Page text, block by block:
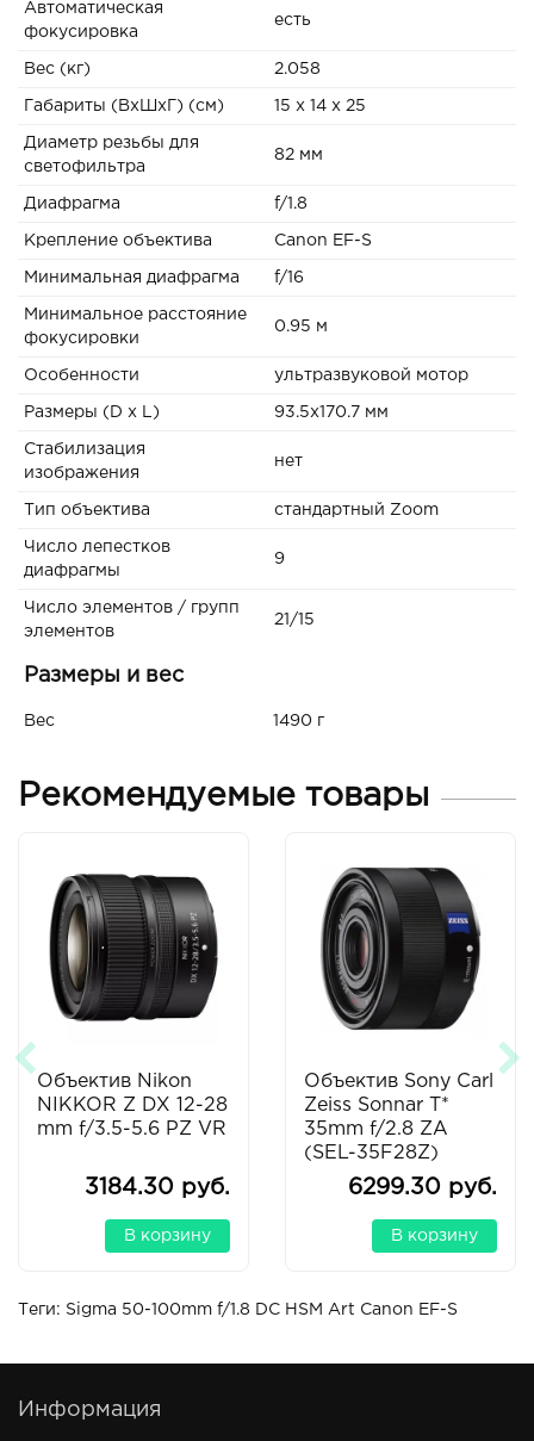
Автоматическая
фокусировка
есть
Вес (кг) 2.058
Габариты (ВxШxГ) (см) 15 x 14 x 25
Диаметр резьбы для
светофильтра
82 мм
Диафрагма f/1.8
Крепление объектива Canon EF-S
Минимальная диафрагма f/16
Минимальное расстояние
фокусировки
0.95 м
Особенности ультразвуковой мотор
Размеры (D x L) 93.5х170.7 мм
Стабилизация
изображения
нет
Тип объектива стандартный Zoom
Число лепестков
диафрагмы
9
Число элементов / групп
элементов
21/15
Размеры и вес
Вес 1490 г
Рекомендуемые товары
Объектив Nikon
NIKKOR Z DX 12-28
mm f/3.5-5.6 PZ VR
3184.30 руб.
В корзину
Объектив Sony Carl
Zeiss Sonnar T*
35mm f/2.8 ZA
(SEL-35F28Z)
6299.30 руб.
В корзину
Теги: Sigma 50-100mm f/1.8 DC HSM Art Canon EF-S
Информация